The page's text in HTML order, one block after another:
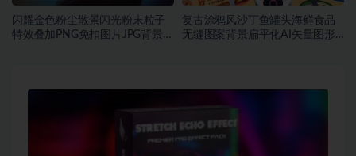
闪耀金色粉尘散景闪光粉末粒子
特效叠加PNG免扣图片JPG背景素
复古涂鸦风沙丁鱼罐头海鲜食品
无缝图案背景扁平化AI矢量图形